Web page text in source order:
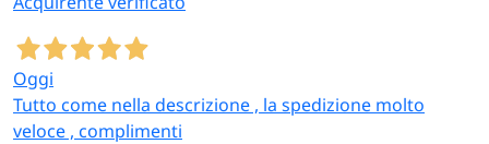
Oggi
Tutto come nella descrizione , la spedizione molto
veloce , complimenti